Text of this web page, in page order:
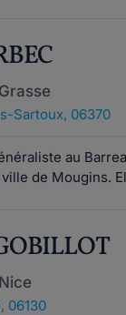
Sartoux, 06370
au
de Mougins.
06130